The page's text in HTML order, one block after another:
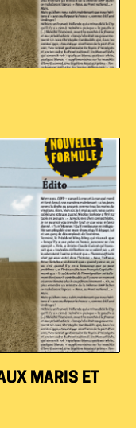
MARIS ET